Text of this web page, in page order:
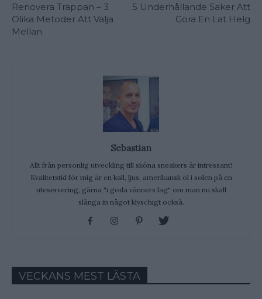
Renovera Trappan – 3
Olika Metoder Att Välja
Mellan
5 Underhållande Saker Att
Göra En Lat Helg
Sebastian
Allt från personlig utveckling till sköna sneakers är intressant!
Kvalitetstid för mig är en kall, ljus, amerikansk öl i solen på en
uteservering, gärna "i goda vänners lag" om man nu skall
slänga in något klyschigt också.
VECKANS MEST LÄSTA